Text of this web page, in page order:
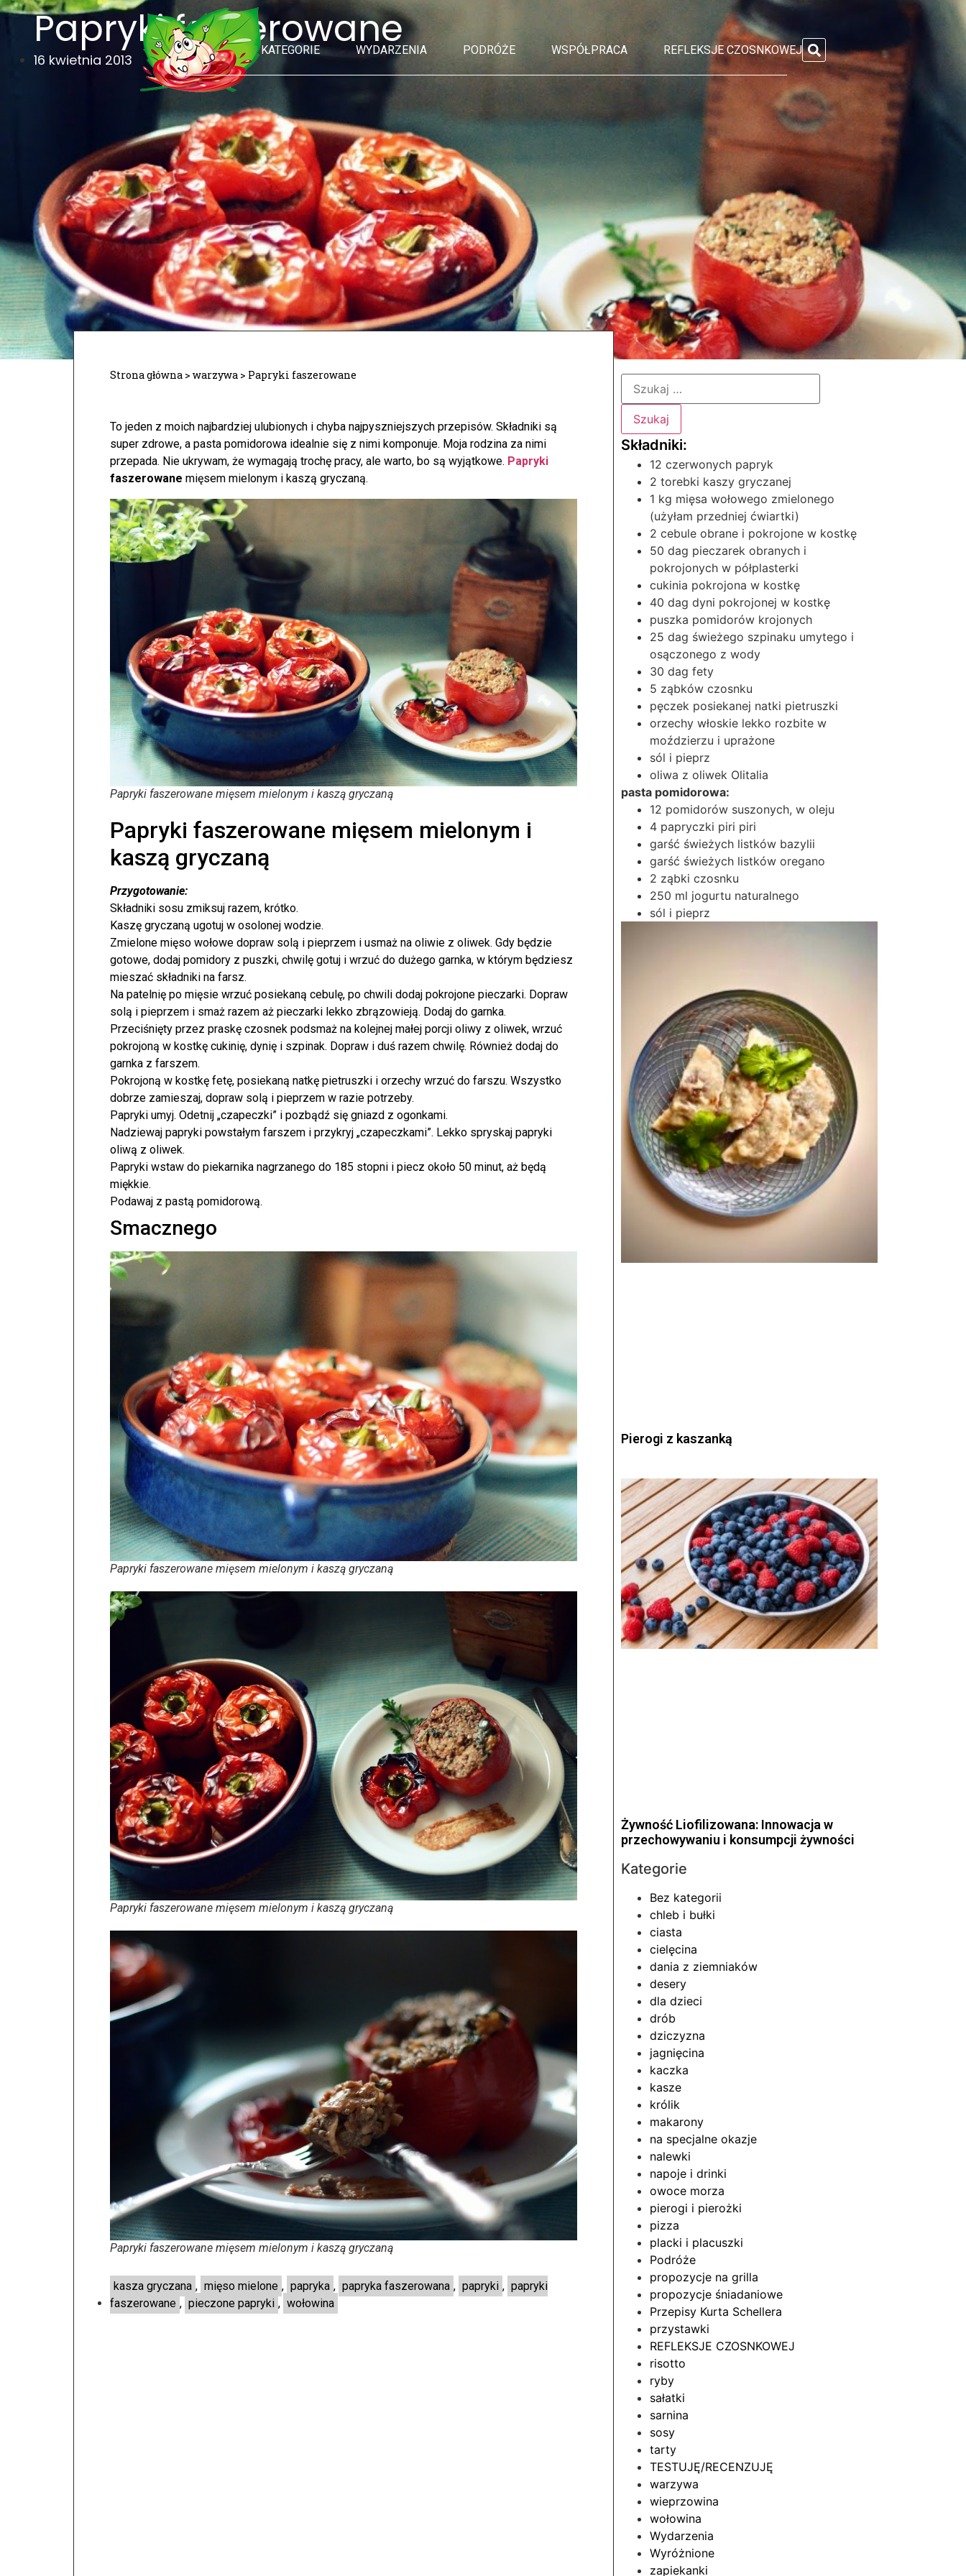
KATEGORIE WYDARZENIA PODRÓŻE WSPÓŁPRACA REFLEKSJE CZOSNKOWEJ
Papryki faszerowane
16 kwietnia 2013
Strona główna > warzywa > Papryki faszerowane
To jeden z moich najbardziej ulubionych i chyba najpyszniejszych przepisów. Składniki są
super zdrowe, a pasta pomidorowa idealnie się z nimi komponuje. Moja rodzina za nimi
przepada. Nie ukrywam, że wymagają trochę pracy, ale warto, bo są wyjątkowe. Papryki
faszerowane mięsem mielonym i kaszą gryczaną.
Papryki faszerowane mięsem mielonym i kaszą gryczaną
Papryki faszerowane mięsem mielonym i
kaszą gryczaną
Przygotowanie:
Składniki sosu zmiksuj razem, krótko.
Kaszę gryczaną ugotuj w osolonej wodzie.
Zmielone mięso wołowe dopraw solą i pieprzem i usmaż na oliwie z oliwek. Gdy będzie
gotowe, dodaj pomidory z puszki, chwilę gotuj i wrzuć do dużego garnka, w którym będziesz
mieszać składniki na farsz.
Na patelnię po mięsie wrzuć posiekaną cebulę, po chwili dodaj pokrojone pieczarki. Dopraw
solą i pieprzem i smaż razem aż pieczarki lekko zbrązowieją. Dodaj do garnka.
Przeciśnięty przez praskę czosnek podsmaż na kolejnej małej porcji oliwy z oliwek, wrzuć
pokrojoną w kostkę cukinię, dynię i szpinak. Dopraw i duś razem chwilę. Również dodaj do
garnka z farszem.
Pokrojoną w kostkę fetę, posiekaną natkę pietruszki i orzechy wrzuć do farszu. Wszystko
dobrze zamieszaj, dopraw solą i pieprzem w razie potrzeby.
Papryki umyj. Odetnij „czapeczki” i pozbądź się gniazd z ogonkami.
Nadziewaj papryki powstałym farszem i przykryj „czapeczkami”. Lekko spryskaj papryki
oliwą z oliwek.
Papryki wstaw do piekarnika nagrzanego do 185 stopni i piecz około 50 minut, aż będą
miękkie.
Podawaj z pastą pomidorową.
Smacznego
Papryki faszerowane mięsem mielonym i kaszą gryczaną
Papryki faszerowane mięsem mielonym i kaszą gryczaną
Papryki faszerowane mięsem mielonym i kaszą gryczaną
kasza gryczana , mięso mielone , papryka , papryka faszerowana , papryki , papryki
faszerowane , pieczone papryki , wołowina
12 czerwonych papryk
2 torebki kaszy gryczanej
1 kg mięsa wołowego zmielonego
(użyłam przedniej ćwiartki)
2 cebule obrane i pokrojone w kostkę
50 dag pieczarek obranych i
pokrojonych w półplasterki
cukinia pokrojona w kostkę
40 dag dyni pokrojonej w kostkę
puszka pomidorów krojonych
25 dag świeżego szpinaku umytego i
osączonego z wody
30 dag fety
5 ząbków czosnku
pęczek posiekanej natki pietruszki
orzechy włoskie lekko rozbite w
moździerzu i uprażone
sól i pieprz
oliwa z oliwek Olitalia
pasta pomidorowa:
12 pomidorów suszonych, w oleju
4 papryczki piri piri
garść świeżych listków bazylii
garść świeżych listków oregano
2 ząbki czosnku
250 ml jogurtu naturalnego
sól i pieprz
Pierogi z kaszanką
Żywność Liofilizowana: Innowacja w
przechowywaniu i konsumpcji żywności
Kategorie
Bez kategorii
chleb i bułki
ciasta
cielęcina
dania z ziemniaków
desery
dla dzieci
drób
dziczyzna
jagnięcina
kaczka
kasze
królik
makarony
na specjalne okazje
nalewki
napoje i drinki
owoce morza
pierogi i pierożki
pizza
placki i placuszki
Podróże
propozycje na grilla
propozycje śniadaniowe
Przepisy Kurta Schellera
przystawki
REFLEKSJE CZOSNKOWEJ
risotto
ryby
sałatki
sarnina
sosy
tarty
TESTUJĘ/RECENZUJĘ
warzywa
wieprzowina
wołowina
Wydarzenia
Wyróżnione
zapiekanki